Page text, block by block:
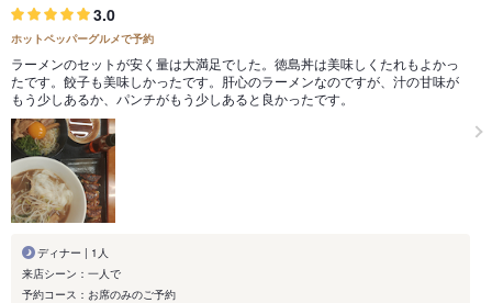
3.0
ホットペッパーグルメで予約
ラーメンのセットが安く量は大満足でした。徳島丼は美味しくたれもよかっ
たです。餃子も美味しかったです。肝心のラーメンなのですが、汁の甘味が
もう少しあるか、パンチがもう少しあると良かったです。
ディナー | 1人
来店シーン：一人で
予約コース：お席のみのご予約